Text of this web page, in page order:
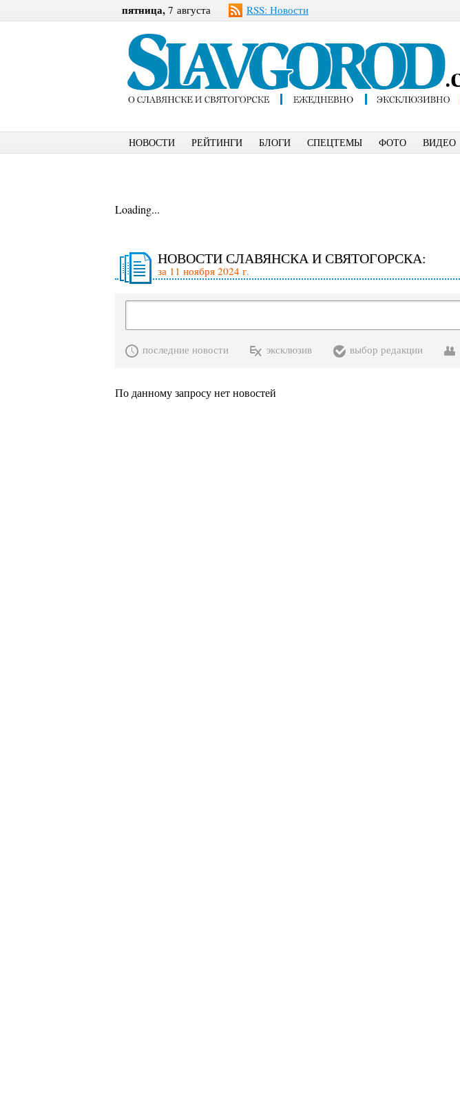
пятница, 7 августа RSS: Новости
НОВОСТИ РЕЙТИНГИ БЛОГИ СПЕЦТЕМЫ ФОТО ВИДЕО
Loading...
НОВОСТИ СЛАВЯНСКА И СВЯТОГОРСКА:
за 11 ноября 2024 г.
последние новости эксклюзив выбор редакции
По данному запросу нет новостей